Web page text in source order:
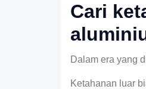
Cari
Dalam era yang
Ketahanan luar